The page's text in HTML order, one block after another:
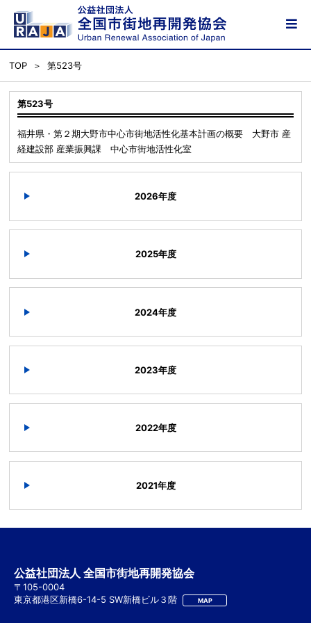
TOP 第523号
第523号
福井県・第２期大野市中心市街地活性化基本計画の概要 大野市 産
経建設部 産業振興課 中心市街地活性化室
2026年度
2025年度
2024年度
2023年度
2022年度
2021年度
公益社団法人 全国市街地再開発協会
〒105-0004
東京都港区新橋6-14-5 SW新橋ビル３階
MAP